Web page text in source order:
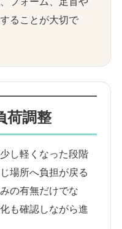
ることが大切で
荷調整
し軽くなった段階
場所へ負担が戻る
の有無だけでな
も確認しながら進